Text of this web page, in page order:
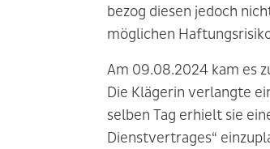
bezog diesen jedoch
möglichen
Am 09.08.2024 kam es
Die Klägerin verlangte
selben Tag erhielt sie
Dienstvertrages“